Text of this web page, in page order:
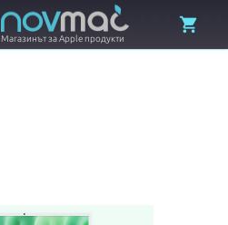
Магазинът за Apple продукти
